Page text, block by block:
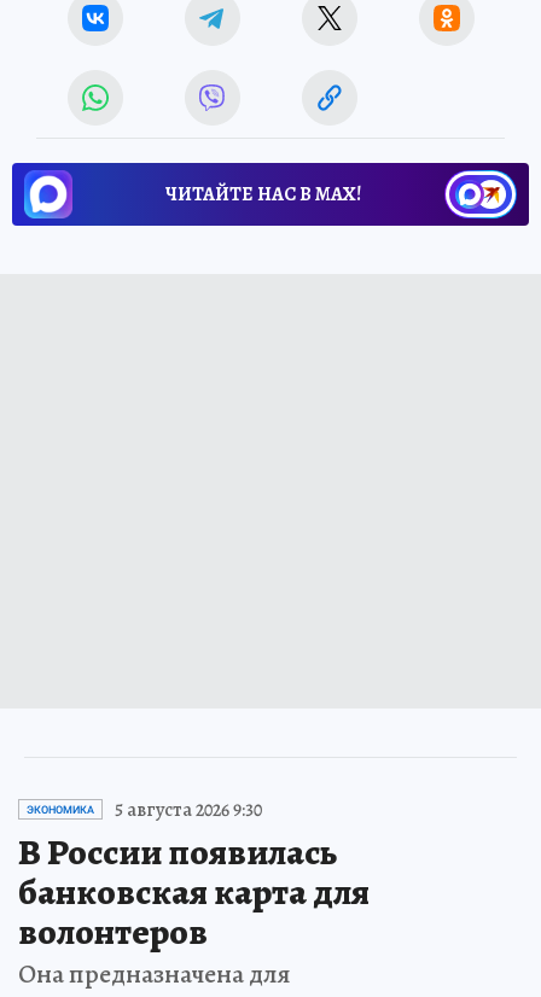
ЧИТАЙТЕ НАС В МАХ!
ЭКОНОМИКА 5 августа 2026 9:30
В России появилась
банковская карта для
волонтеров
Она предназначена для